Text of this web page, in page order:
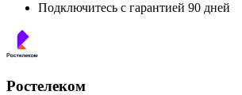
Подключитесь с гарантией 90 дней
Ростелеком